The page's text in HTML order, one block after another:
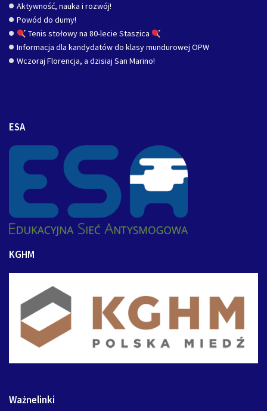
Aktywność, nauka i rozwój!
Powód do dumy!
Tenis stołowy na 80-lecie Staszica
Informacja dla kandydatów do klasy mundurowej OPW
Wczoraj Florencja, a dzisiaj San Marino!
ESA
KGHM
Ważnelinki